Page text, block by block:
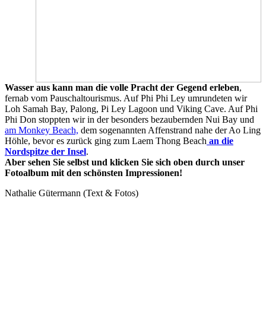
Wasser aus kann man die volle Pracht der Gegend erleben,
fernab vom Pauschaltourismus. Auf Phi Phi Ley umrundeten wir
Loh Samah Bay, Palong, Pi Ley Lagoon und Viking Cave. Auf Phi
Phi Don stoppten wir in der besonders bezaubernden Nui Bay und
am Monkey Beach, dem sogenannten Affenstrand nahe der Ao Ling
Höhle, bevor es zurück ging zum Laem Thong Beach an die
Nordspitze der Insel.
Aber sehen Sie selbst und klicken Sie sich oben durch unser
Fotoalbum mit den schönsten Impressionen!
Nathalie Gütermann (Text & Fotos)